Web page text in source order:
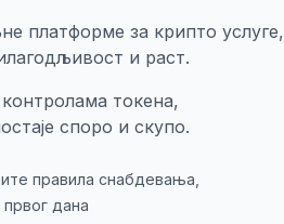
платформе за крипто услуге,
и раст.
токена,
споро и скупо.
правила снабдевања,
дана